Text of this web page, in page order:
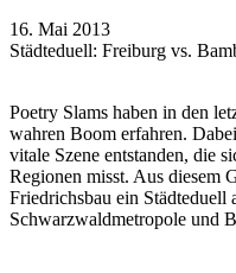
16. Mai 2013
Städteduell: Freiburg vs.
Poetry Slams haben in den
wahren Boom erfahren.
vitale Szene entstanden, die
Regionen misst. Aus diesem
Friedrichsbau ein Städteduell
Schwarzwaldmetropole und